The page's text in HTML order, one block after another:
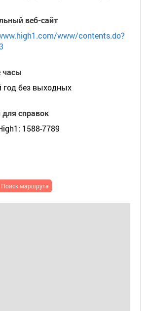
веб-сайт
www/contents.do?
часы
год без выходных
для справок
1588-7789
Поиск маршрута